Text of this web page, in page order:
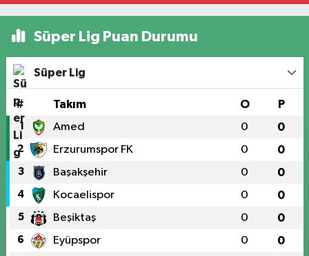
Süper Lig Puan Durumu
Süper Lig
# Takım O P
1 Amed 0 0
2 Erzurumspor FK 0 0
3 Başakşehir 0 0
4 Kocaelispor 0 0
5 Beşiktaş 0 0
6 Eyüpspor 0 0